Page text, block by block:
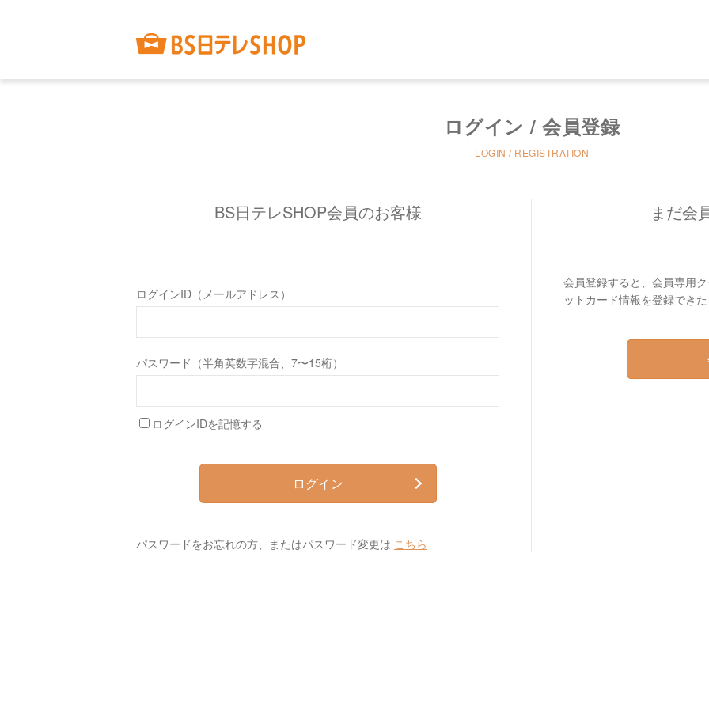
ログイン / 会員登録
LOGIN / REGISTRATION
BS日テレSHOP会員のお客様
ログインID（メールアドレス）
パスワード（半角英数字混合、7〜15桁）
ログインIDを記憶する
ログイン
パスワードをお忘れの方、またはパスワード変更は こちら
まだ会
会員登録すると、会員専用
ットカード情報を登録できた